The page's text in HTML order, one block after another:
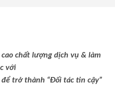
chất lượng dịch vụ & làm
với
để trở thành “Đối tác tin cậy”